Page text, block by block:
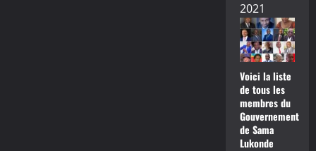
2021
Voici la liste
de tous les
membres du
Gouvernement
de Sama
Lukonde